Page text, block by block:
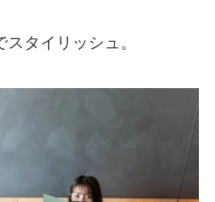
タイリッシュ。